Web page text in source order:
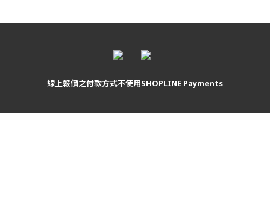
線上報價之付款方式不使用SHOPLINE Payments